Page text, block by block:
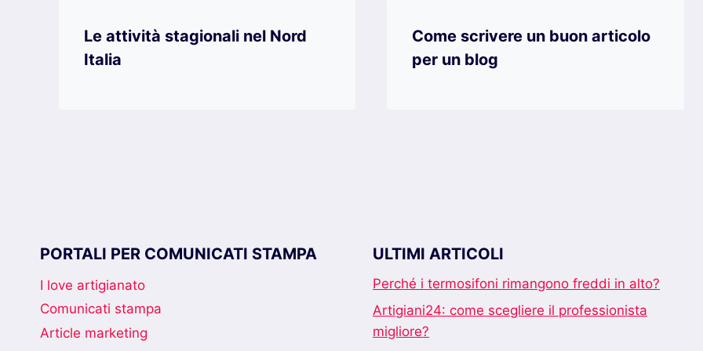
Le attività stagionali nel Nord
Italia
Come scrivere un buon articolo
per un blog
PORTALI PER COMUNICATI STAMPA
I love artigianato
Comunicati stampa
Article marketing
ULTIMI ARTICOLI
Perché i termosifoni rimangono freddi in alto?
Artigiani24: come scegliere il professionista
migliore?